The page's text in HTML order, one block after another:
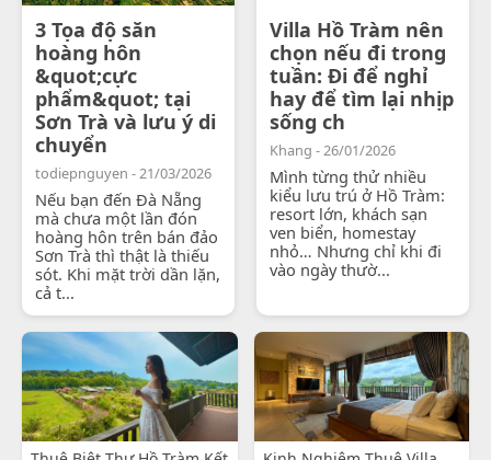
3 Tọa độ săn
hoàng hôn
&quot;cực
phẩm&quot; tại
Sơn Trà và lưu ý di
chuyển
todiepnguyen - 21/03/2026
Nếu bạn đến Đà Nẵng
mà chưa một lần đón
hoàng hôn trên bán đảo
Sơn Trà thì thật là thiếu
sót. Khi mặt trời dần lặn,
cả t...
Villa Hồ Tràm nên
chọn nếu đi trong
tuần: Đi để nghỉ
hay để tìm lại nhịp
sống ch
Khang - 26/01/2026
Mình từng thử nhiều
kiểu lưu trú ở Hồ Tràm:
resort lớn, khách sạn
ven biển, homestay
nhỏ… Nhưng chỉ khi đi
vào ngày thườ...